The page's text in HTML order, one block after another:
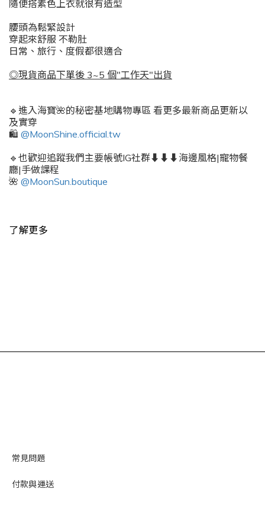
隨便搭素色上衣就很有造型
腰頭為鬆緊設計
穿起來舒服 不勒肚
日常、旅行、度假都很適合
◎現貨商品下單後 3~5 個"工作天"出貨
🔹進入海寶🌺的秘密基地購物專區 看更多最新商品更新以
及實穿
🛍️ @MoonShine.official.tw
🔹也歡迎追蹤我們主要帳號IG社群⬇️⬇️⬇️海邊風格|寵物餐
廳|手做課程
🌺 @MoonSun.boutique
了解更多
常見問題
付款與運送